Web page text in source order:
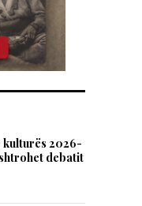
2026-
debatit